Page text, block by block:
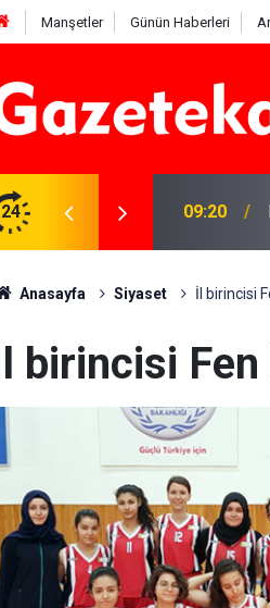
Manşetler Günün Haberleri
24 09:20
Anasayfa Siyaset İl birincisi
birincisi